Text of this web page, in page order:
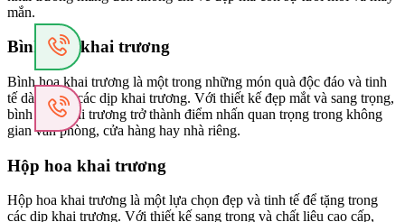
mắn.
Bình hoa khai trương
Bình hoa khai trương là một trong những món quà độc đáo và tinh
tế dành cho các dịp khai trương. Với thiết kế đẹp mắt và sang trọng,
bình hoa khai trương trở thành điểm nhấn quan trọng trong không
gian văn phòng, cửa hàng hay nhà riêng.
Hộp hoa khai trương
Hộp hoa khai trương là một lựa chọn đẹp và tinh tế để tặng trong
các dịp khai trương. Với thiết kế sang trọng và chất liệu cao cấp,